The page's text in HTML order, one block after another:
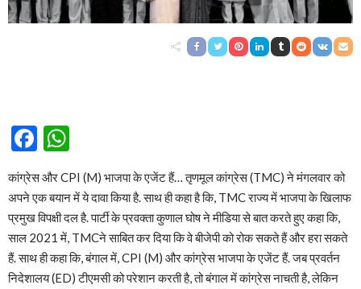
Facebook
कांग्रेस और CPI (M) भाजपा के एजेंट हैं… तृणमूल कांग्रेस (TMC) ने मंगलवार को
अपने एक बयान में ये दावा किया है. साथ ही कहा है कि, TMC राज्य में भाजपा के खिलाफ
प्रमुख विपक्षी दल है. पार्टी के प्रवक्ता कुणाल घोष ने मीडिया से बात करते हुए कहा कि,
साल 2021 में, TMCने साबित कर दिया कि वे बीजेपी को रोक सकते हैं और हरा सकते
हैं. साथ ही कहा कि, बंगाल में, CPI (M) और कांग्रेस भाजपा के एजेंट हैं. जब प्रवर्तन
निदेशालय (ED) टीएमसी को परेशान करती है, तो बंगाल में कांग्रेस नाचती है, लेकिन